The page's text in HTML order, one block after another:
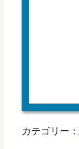
カテゴリー：